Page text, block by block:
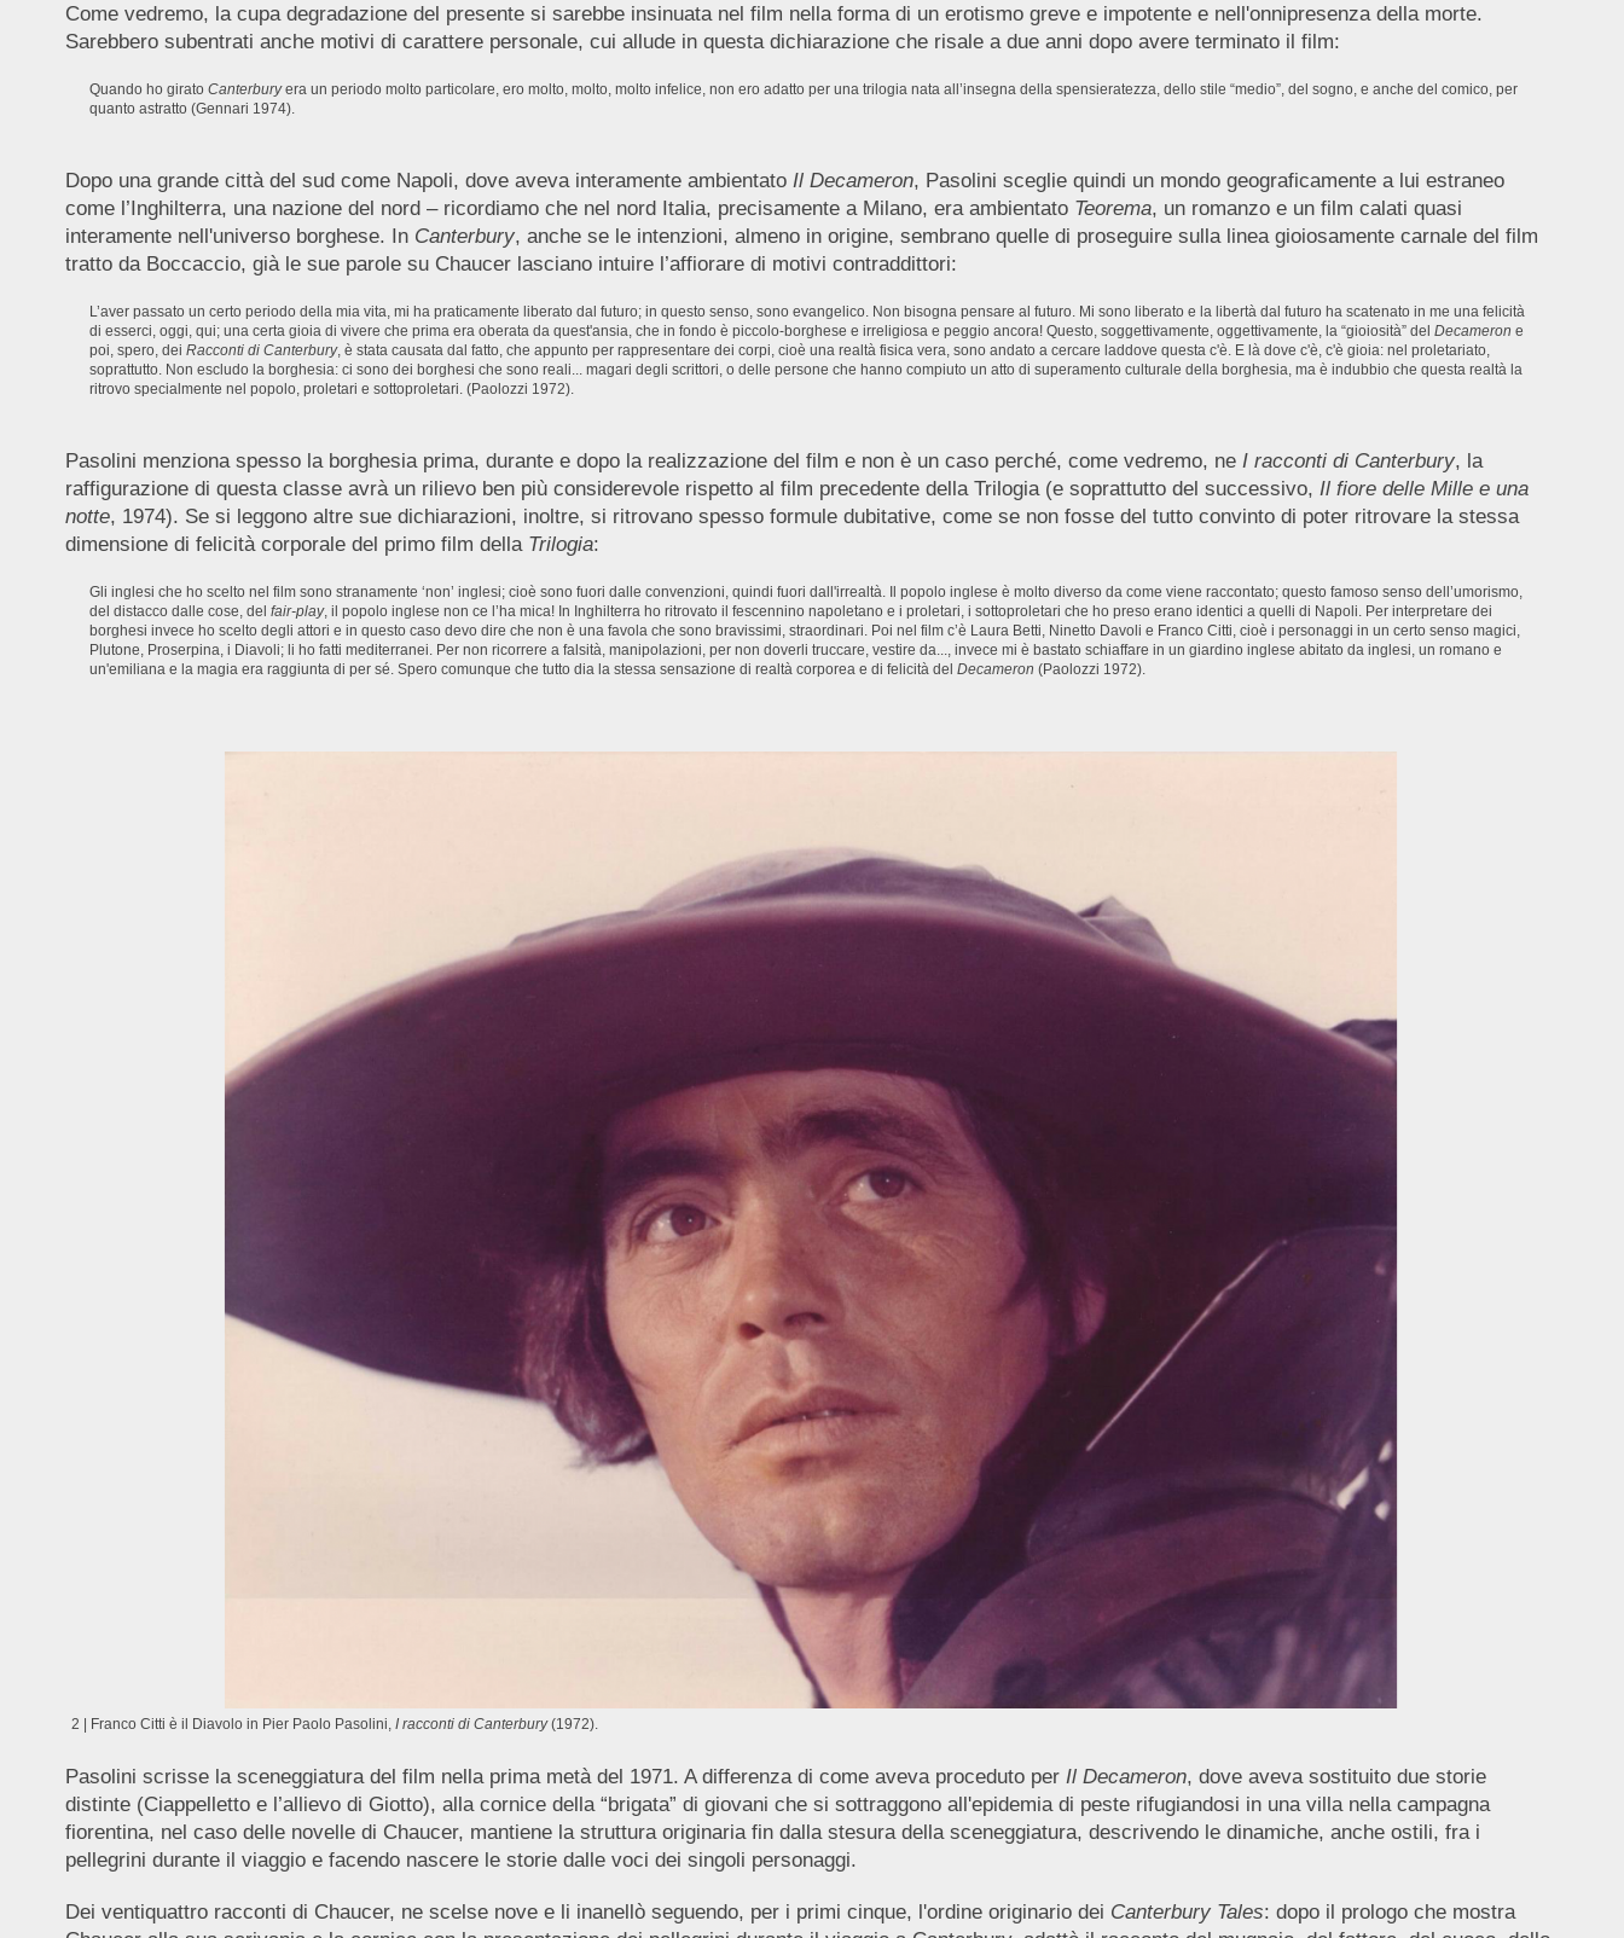
Come vedremo, la cupa degradazione del presente si sarebbe insinuata nel film nella forma di un erotismo greve e impotente e nell'onnipresenza della morte.
Sarebbero subentrati anche motivi di carattere personale, cui allude in questa dichiarazione che risale a due anni dopo avere terminato il film:
Quando ho girato Canterburyera un periodo molto particolare, ero molto, molto, molto infelice, non ero adatto per una trilogia nata all’insegna della spensieratezza, dello stile “medio”, del sogno, e anche del comico, per
quanto astratto (Gennari 1974).
Dopo una grande città del sud come Napoli, dove aveva interamente ambientato Il Decameron, Pasolini sceglie quindi un mondo geograficamente a lui estraneo
come l’Inghilterra, una nazione del nord – ricordiamo che nel nord Italia, precisamente a Milano, era ambientato Teorema, un romanzo e un film calati quasi
interamente nell'universo borghese. In Canterbury, anche se le intenzioni, almeno in origine, sembrano quelle di proseguire sulla linea gioiosamente carnale del film
tratto da Boccaccio, già le sue parole su Chaucer lasciano intuire l’affiorare di motivi contraddittori:
L’aver passato un certo periodo della mia vita, mi ha praticamente liberato dal futuro; in questo senso, sono evangelico. Non bisogna pensare al futuro. Mi sono liberato e la libertà dal futuro ha scatenato in me una felicità
di esserci, oggi, qui; una certa gioia di vivere che prima era oberata da quest'ansia, che in fondo è piccolo-borghese e irreligiosa e peggio ancora! Questo, soggettivamente, oggettivamente, la “gioiosità” del Decameron e
poi, spero, dei Racconti di Canterbury, è stata causata dal fatto, che appunto per rappresentare dei corpi, cioè una realtà fisica vera, sono andato a cercare laddove questa c'è. E là dove c'è, c'è gioia: nel proletariato,
soprattutto. Non escludo la borghesia: ci sono dei borghesi che sono reali... magari degli scrittori, o delle persone che hanno compiuto un atto di superamento culturale della borghesia, ma è indubbio che questa realtà la
ritrovo specialmente nel popolo, proletari e sottoproletari. (Paolozzi 1972).
Pasolini menziona spesso la borghesia prima, durante e dopo la realizzazione del film e non è un caso perché, come vedremo, ne I racconti di Canterbury, la
raffigurazione di questa classe avrà un rilievo ben più considerevole rispetto al film precedente della Trilogia (e soprattutto del successivo, Il fiore delle Mille e una
notte, 1974). Se si leggono altre sue dichiarazioni, inoltre, si ritrovano spesso formule dubitative, come se non fosse del tutto convinto di poter ritrovare la stessa
dimensione di felicità corporale del primo film della Trilogia:
Gli inglesi che ho scelto nel film sono stranamente ‘non’ inglesi; cioè sono fuori dalle convenzioni, quindi fuori dall'irrealtà. Il popolo inglese è molto diverso da come viene raccontato; questo famoso senso dell’umorismo,
del distacco dalle cose, del fair-play, il popolo inglese non ce l’ha mica! In Inghilterra ho ritrovato il fescennino napoletano e i proletari, i sottoproletari che ho preso erano identici a quelli di Napoli. Per interpretare dei
borghesi invece ho scelto degli attori e in questo caso devo dire che non è una favola che sono bravissimi, straordinari. Poi nel film c’è Laura Betti, Ninetto Davoli e Franco Citti, cioè i personaggi in un certo senso magici,
Plutone, Proserpina, i Diavoli; li ho fatti mediterranei. Per non ricorrere a falsità, manipolazioni, per non doverli truccare, vestire da..., invece mi è bastato schiaffare in un giardino inglese abitato da inglesi, un romano e
un'emiliana e la magia era raggiunta di per sé. Spero comunque che tutto dia la stessa sensazione di realtà corporea e di felicità del Decameron (Paolozzi 1972).
2 | Franco Citti è il Diavolo in Pier Paolo Pasolini, I racconti di Canterbury(1972).
Pasolini scrisse la sceneggiatura del film nella prima metà del 1971. A differenza di come aveva proceduto per Il Decameron, dove aveva sostituito due storie
distinte (Ciappelletto e l’allievo di Giotto), alla cornice della “brigata” di giovani che si sottraggono all'epidemia di peste rifugiandosi in una villa nella campagna
fiorentina, nel caso delle novelle di Chaucer, mantiene la struttura originaria fin dalla stesura della sceneggiatura, descrivendo le dinamiche, anche ostili, fra i
pellegrini durante il viaggio e facendo nascere le storie dalle voci dei singoli personaggi.
Dei ventiquattro racconti di Chaucer, ne scelse nove e li inanellò seguendo, per i primi cinque, l'ordine originario dei Canterbury Tales: dopo il prologo che mostra